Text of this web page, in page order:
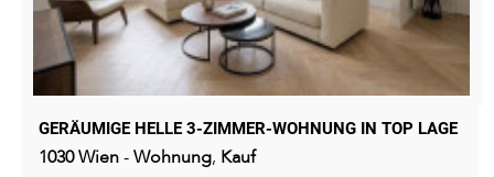
GERÄUMIGE HELLE 3-ZIMMER-WOHNUNG IN TOP LAGE
1030Wien-Wohnung, Kauf